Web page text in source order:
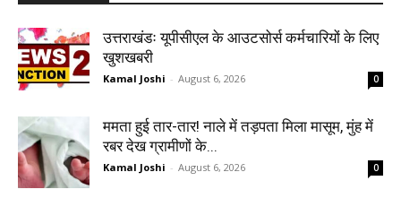
उत्तराखंडः यूपीसीएल के आउटसोर्स कर्मचारियों के लिए
खुशखबरी
Kamal Joshi - August 6, 2026 0
ममता हुई तार-तार! नाले में तड़पता मिला मासूम, मुंह में
रबर देख ग्रामीणों के...
Kamal Joshi - August 6, 2026 0